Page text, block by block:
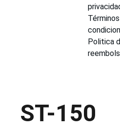
Politica
ST-150